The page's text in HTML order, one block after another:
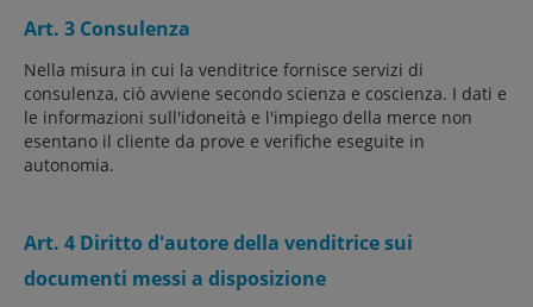
Art. 3 Consulenza
Nella misura in cui la venditrice fornisce servizi di
consulenza, ciò avviene secondo scienza e coscienza. I dati e
le informazioni sull'idoneità e l'impiego della merce non
esentano il cliente da prove e verifiche eseguite in
autonomia.
Art. 4 Diritto d'autore della venditrice sui
documenti messi a disposizione